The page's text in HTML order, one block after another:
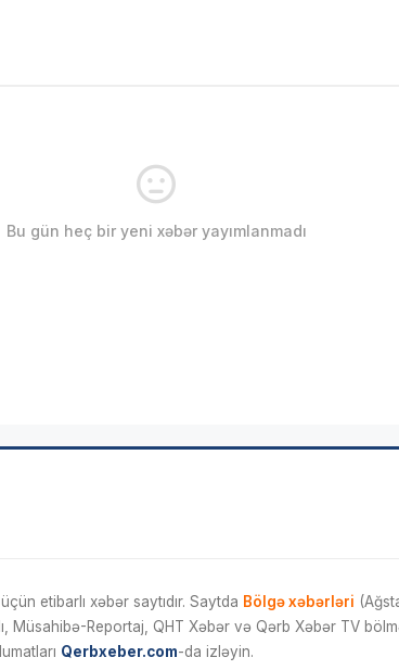
Bu gün heç bir yeni xəbər yayımlanmadı
etibarlı xəbər saytıdır. Saytda Bölgə xəbərləri
Reportaj, QHT Xəbər və Qərb Xəbər TV
Qerbxeber.com-da izləyin.